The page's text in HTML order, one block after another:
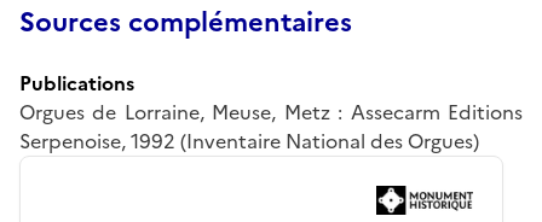
Sources complémentaires
Publications
Orgues de Lorraine, Meuse, Metz : Assecarm Editions
Serpenoise, 1992 (Inventaire National des Orgues)